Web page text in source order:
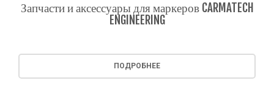
Запчасти и аксессуары для маркеров CARMATECH
ENGINEERING
ПОДРОБНЕЕ